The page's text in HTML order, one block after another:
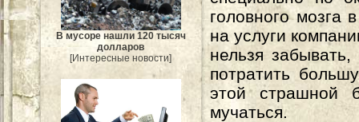
В мусоре нашли 120 тысяч
долларов
[Интересные новости]
головного мозга
на услуги
нельзя
потратить
этой страшной
мучаться.